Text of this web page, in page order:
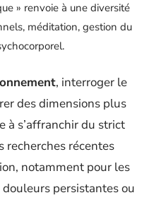
» renvoie à une diversité
méditation, gestion du
, interroger le
des dimensions plus
à s’affranchir du strict
recherches récentes
notamment pour les
persistantes ou